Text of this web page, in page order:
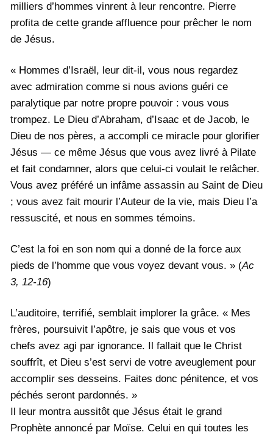
milliers d’hommes vinrent à leur rencontre. Pierre
profita de cette grande affluence pour prêcher le nom
de Jésus.
« Hommes d’Israël, leur dit-il, vous nous regardez
avec admiration comme si nous avions guéri ce
paralytique par notre propre pouvoir : vous vous
trompez. Le Dieu d’Abraham, d’Isaac et de Jacob, le
Dieu de nos pères, a accompli ce miracle pour glorifier
Jésus — ce même Jésus que vous avez livré à Pilate
et fait condamner, alors que celui-ci voulait le relâcher.
Vous avez préféré un infâme assassin au Saint de Dieu
; vous avez fait mourir l’Auteur de la vie, mais Dieu l’a
ressuscité, et nous en sommes témoins.
C’est la foi en son nom qui a donné de la force aux
pieds de l’homme que vous voyez devant vous. » (Ac
3, 12-16)
L’auditoire, terrifié, semblait implorer la grâce. « Mes
frères, poursuivit l’apôtre, je sais que vous et vos
chefs avez agi par ignorance. Il fallait que le Christ
souffrît, et Dieu s’est servi de votre aveuglement pour
accomplir ses desseins. Faites donc pénitence, et vos
péchés seront pardonnés. »
Il leur montra aussitôt que Jésus était le grand
Prophète annoncé par Moïse. Celui en qui toutes les